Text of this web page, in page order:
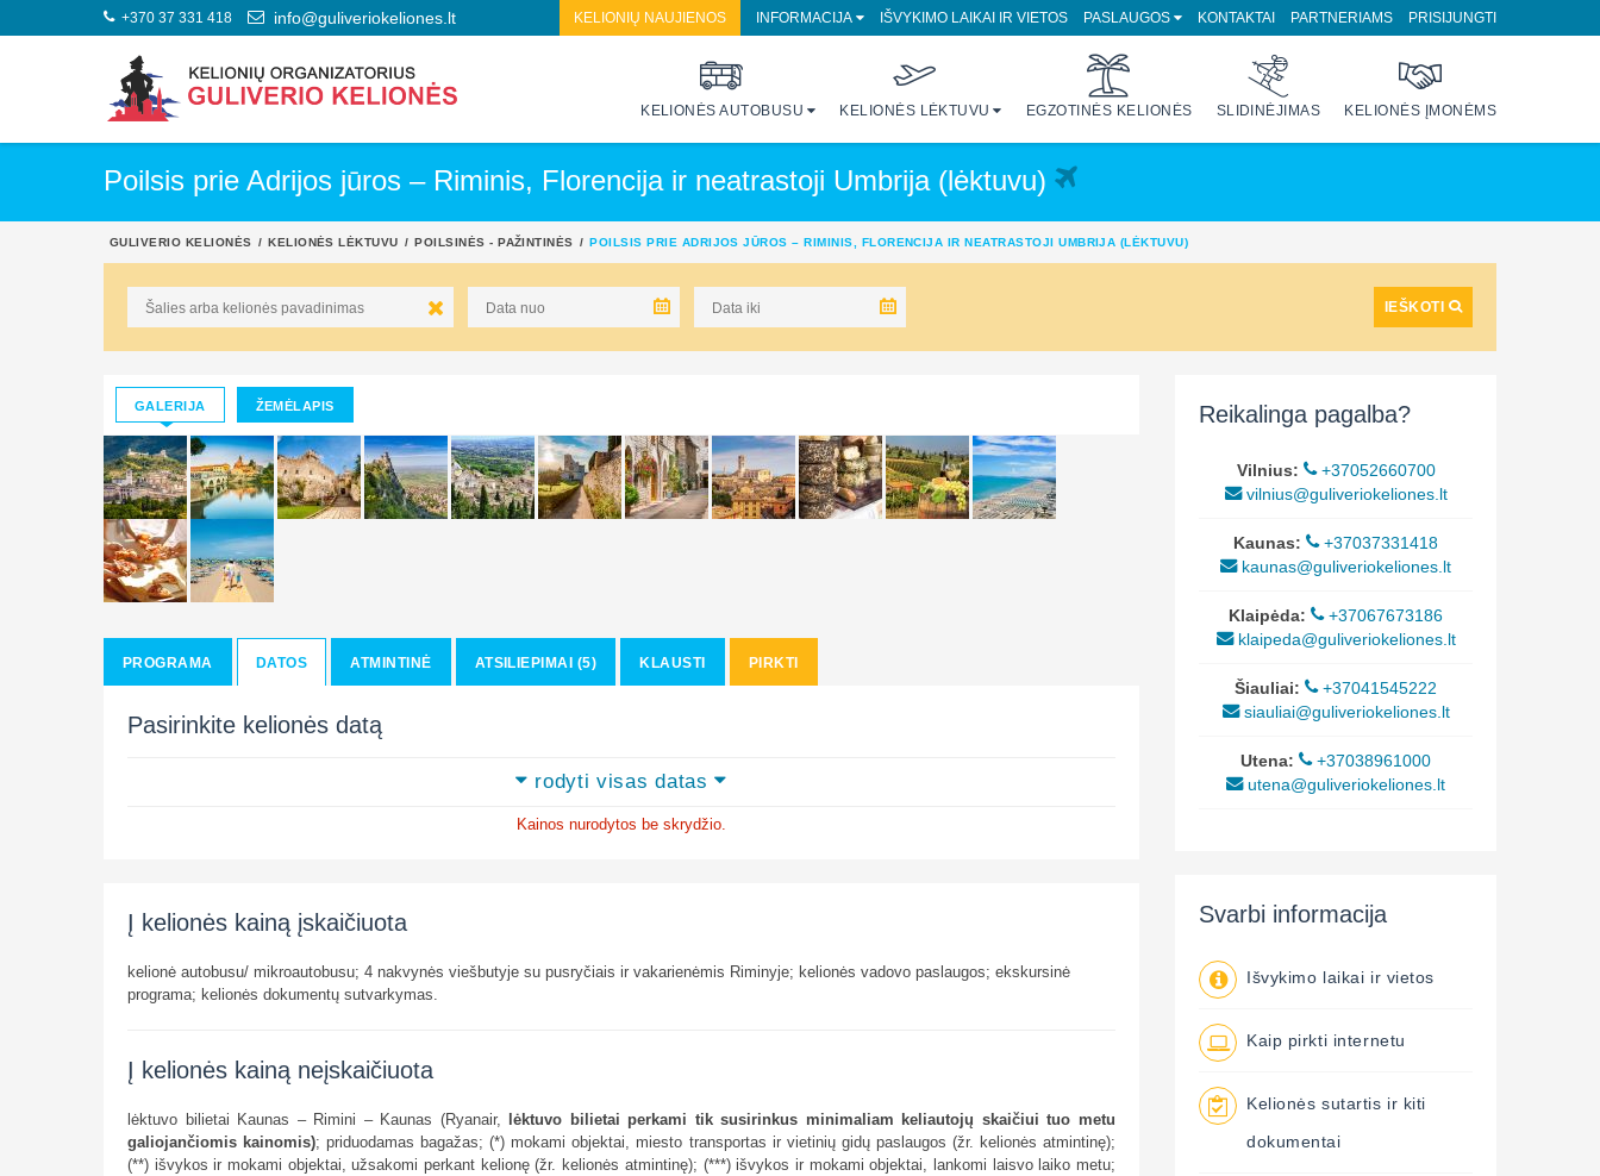
+370 37 331 418 info@guliveriokeliones.lt KELIONIŲ NAUJIENOS INFORMACIJA IŠVYKIMO LAIKAI IR VIETOS PASLAUGOS KONTAKTAI PARTNERIAMS PRISIJUNGTI
KELIONĖS AUTOBUSU KELIONĖS LĖKTUVU EGZOTINĖS KELIONĖS SLIDINĖJIMAS KELIONĖS ĮMONĖMS
Poilsis prie Adrijos jūros – Riminis, Florencija ir neatrastoji Umbrija (lėktuvu)
GULIVERIO KELIONĖS KELIONĖS LĖKTUVU POILSINĖS - PAŽINTINĖS POILSIS PRIE ADRIJOS JŪROS – RIMINIS, FLORENCIJA IR NEATRASTOJI UMBRIJA (LĖKTUVU)
IEŠKOTI
GALERIJA ŽEMĖLAPIS
PROGRAMA DATOS ATMINTINĖ ATSILIEPIMAI (5) KLAUSTI PIRKTI
Pasirinkite kelionės datą
rodyti visas datas
Kainos nurodytos be skrydžio.
Į kelionės kainą įskaičiuota
kelionė autobusu/ mikroautobusu; 4 nakvynės viešbutyje su pusryčiais ir vakarienėmis Riminyje; kelionės vadovo paslaugos; ekskursinė
programa; kelionės dokumentų sutvarkymas.
Į kelionės kainą neįskaičiuota
lėktuvo bilietai Kaunas – Rimini – Kaunas (Ryanair, lėktuvo bilietai perkami tik susirinkus minimaliam keliautojų skaičiui tuo metu
galiojančiomis kainomis); priduodamas bagažas; (*) mokami objektai, miesto transportas ir vietinių gidų paslaugos (žr. kelionės atmintinę);
(**) išvykos ir mokami objektai, užsakomi perkant kelionę (žr. kelionės atmintinę); (***) išvykos ir mokami objektai, lankomi laisvo laiko metu;
Reikalinga pagalba?
Vilnius:
+37052660700
vilnius@guliveriokeliones.lt
Kaunas:
+37037331418
kaunas@guliveriokeliones.lt
Klaipėda:
+37067673186
klaipeda@guliveriokeliones.lt
Šiauliai:
+37041545222
siauliai@guliveriokeliones.lt
Utena:
+37038961000
utena@guliveriokeliones.lt
Svarbi informacija
Išvykimo laikai ir vietos
Kaip pirkti internetu
Kelionės sutartis ir kiti
dokumentai